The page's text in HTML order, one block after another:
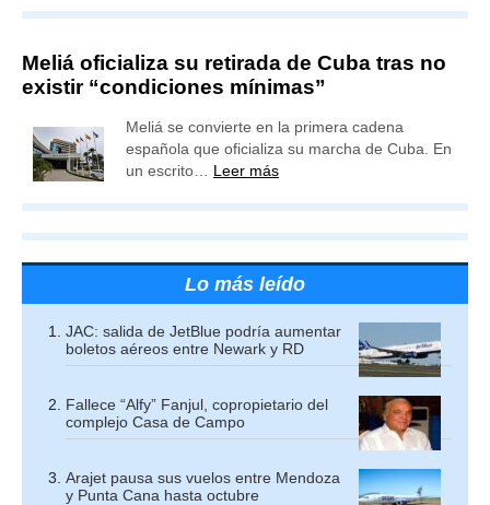
Meliá oficializa su retirada de Cuba tras no
existir “condiciones mínimas”
Meliá se convierte en la primera cadena
española que oficializa su marcha de Cuba. En
un escrito… Leer más
Lo más leído
JAC: salida de JetBlue podría aumentar
boletos aéreos entre Newark y RD
Fallece “Alfy” Fanjul, copropietario del
complejo Casa de Campo
Arajet pausa sus vuelos entre Mendoza
y Punta Cana hasta octubre